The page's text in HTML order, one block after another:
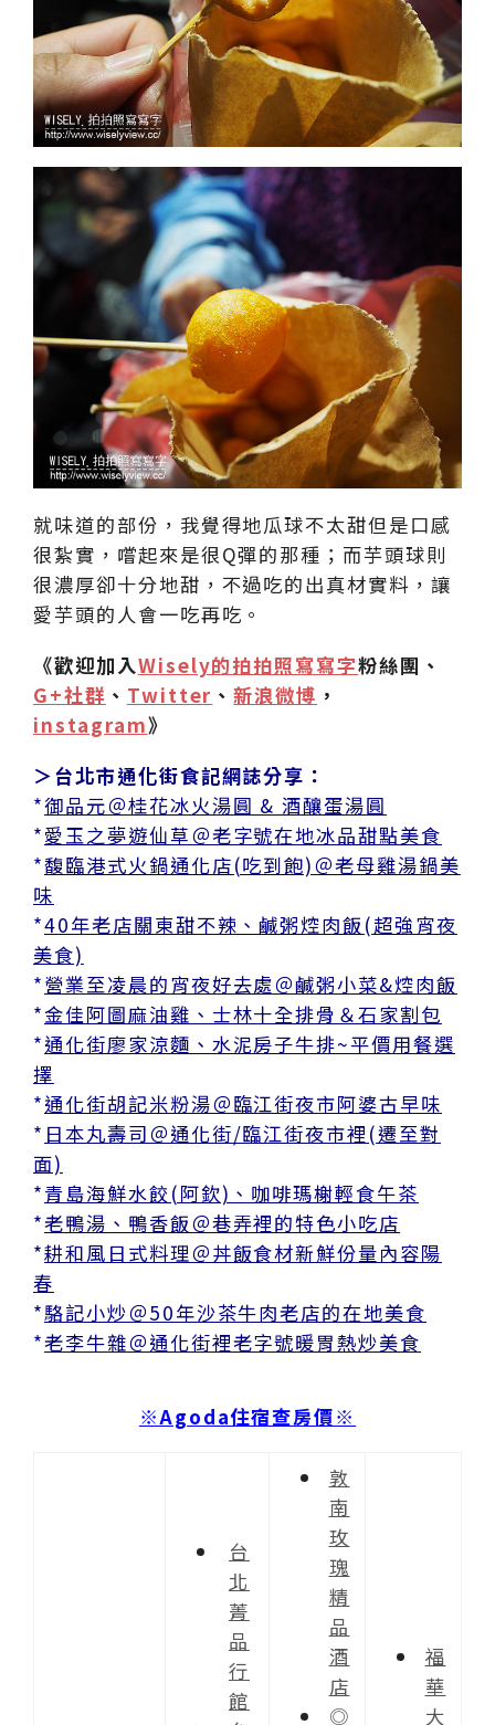
就味道的部份，我覺得地瓜球不太甜但是口感
很紮實，嚐起來是很Q彈的那種；而芋頭球則
很濃厚卻十分地甜，不過吃的出真材實料，讓
愛芋頭的人會一吃再吃。
《歡迎加入Wisely的拍拍照寫寫字粉絲團、
G+社群 、 Twitter 、新浪微博 ，
instagram》
＞台北市通化街食記網誌分享：
*御品元＠桂花冰火湯圓 & 酒釀蛋湯圓
*愛玉之夢遊仙草＠老字號在地冰品甜點美食
*馥臨港式火鍋通化店(吃到飽)＠老母雞湯鍋美
味
*40年老店關東甜不辣、鹹粥焢肉飯(超強宵夜
美食)
*營業至凌晨的宵夜好去處＠鹹粥小菜&焢肉飯
*金佳阿圖麻油雞、士林十全排骨＆石家割包
*通化街廖家涼麵、水泥房子牛排~平價用餐選
擇
*通化街胡記米粉湯＠臨江街夜市阿婆古早味
* 日本丸壽司＠通化街/臨江街夜市裡(遷至對
面)
*青島海鮮水餃(阿欽)、咖啡瑪榭輕食午茶
*老鴨湯、鴨香飯＠巷弄裡的特色小吃店
*耕和風日式料理＠丼飯食材新鮮份量內容陽
春
*駱記小炒＠50年沙茶牛肉老店的在地美食
*老李牛雜＠通化街裡老字號暖胃熱炒美食
※Agoda住宿查房價※
台
北
菁
品
行
館
敦
南
玫
瑰
精
品
酒
店
◎
福
華
大